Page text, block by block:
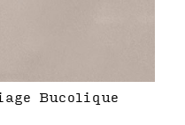
Bucolique